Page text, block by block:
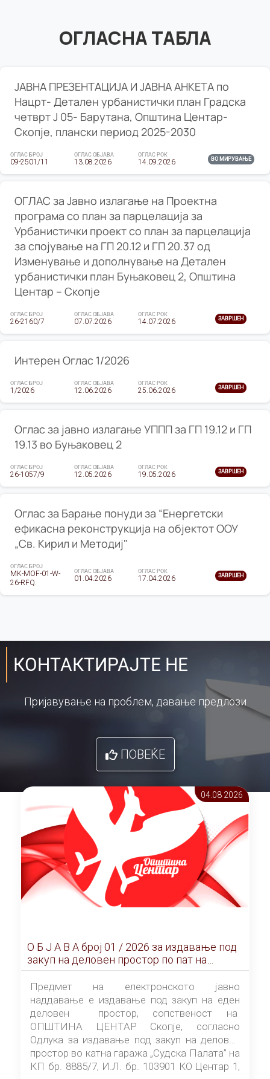
ОГЛАСНА ТАБЛА
ЈАВНА ПРЕЗЕНТАЦИЈА И ЈАВНА АНКЕТА по
Нацрт- Детален урбанистички план Градска
четврт Ј 05- Барутана, Општина Центар-
Скопје, плански период 2025-2030
ОГЛАС БРОЈ
09-2501/11
ОГЛАС ОБЈАВА
13.08.2026
ОГЛАС РОК
14.09.2026 ВО МИРУВАЊЕ
ОГЛАС за Јавно излагање на Проектна
програма со план за парцелација за
Урбанистички проект со план за парцелација
за спојување на ГП 20.12 и ГП 20.37 од
Изменување и дополнување на Детален
урбанистички план Буњаковец 2, Општина
Центар – Скопје
ОГЛАС БРОЈ
26-2160/7
ОГЛАС ОБЈАВА
07.07.2026
ОГЛАС РОК
14.07.2026 ЗАВРШЕН
Интерен Оглас 1/2026
ОГЛАС БРОЈ
1/2026
ОГЛАС ОБЈАВА
12.06.2026
ОГЛАС РОК
25.06.2026 ЗАВРШЕН
Оглас за јавно излагање УППП за ГП 19.12 и ГП
19.13 во Буњаковец 2
ОГЛАС БРОЈ
26-1057/9
ОГЛАС ОБЈАВА
12.05.2026
ОГЛАС РОК
19.05.2026 ЗАВРШЕН
Оглас за Барање понуди за “Енергетски
ефикасна реконструкција на објектот ООУ
„Св. Кирил и Методиј"
ОГЛАС БРОЈ
MK-MOF-01-W-
26-RFQ.
ОГЛАС ОБЈАВА
01.04.2026
ОГЛАС РОК
17.04.2026 ЗАВРШЕН
КОНТАКТИРАЈТЕ НЕ
Пријавување на проблем, давање предлози
ПОВЕЌЕ
04.08 2026
О Б Ј А В А брoj 01 / 2026 за издавање под
закуп на деловен простор по пат на
ЕЛЕКТРОНСКО ЈАВНО НАДДАВАЊЕ
Предмет на електронското јавно
наддавање е издавање под закуп на еден
деловен простор, сопственост на
ОПШТИНА ЦЕНТАР Скопје, согласно
Одлука за издавање под закуп на деловен
простор во катна гаража „Судска Палата” на
КП бр. 8885/7, И.Л. бр. 103901 КО Центар 1,